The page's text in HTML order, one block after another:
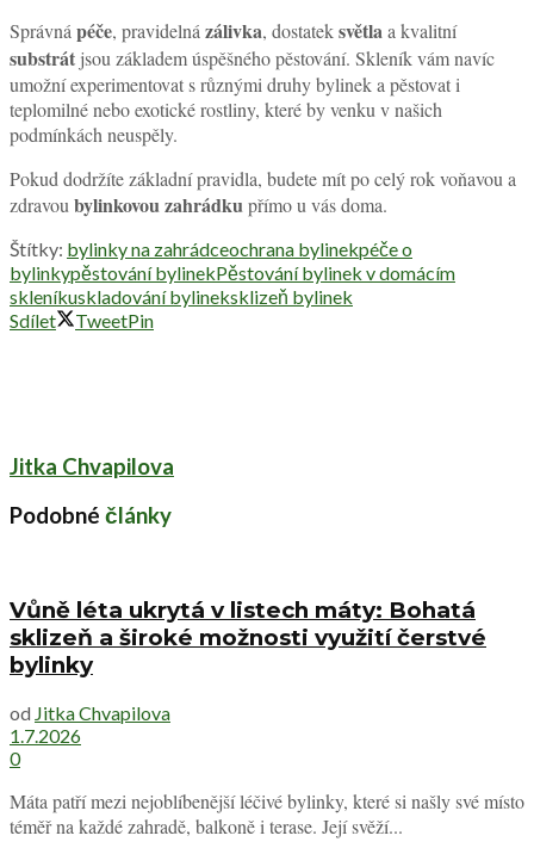
Správnápéče, pravidelnázálivka, dostateksvětlaa kvalitní
substrát jsou základem úspěšného pěstování. Skleník vám navíc
umožní experimentovat s různými druhy bylinek a pěstovat i
teplomilné nebo exotické rostliny, které by venku v našich
podmínkách neuspěly.
Pokud dodržíte základní pravidla, budete mít po celý rok voňavou a
zdravoubylinkovou zahrádkupřímo u vás doma.
Štítky: bylinky na zahrádceochrana bylinekpéče o
bylinkypěstování bylinekPěstování bylinek v domácím
skleníkuskladování bylineksklizeň bylinek
Sdílet
TweetPin
Jitka Chvapilova
Podobné články
Vůně léta ukrytá v listech máty: Bohatá
sklizeň a široké možnosti využití čerstvé
bylinky
od Jitka Chvapilova
1.7.2026
0
Máta patří mezi nejoblíbenější léčivé bylinky, které si našly své místo
téměř na každé zahradě, balkoně i terase. Její svěží...